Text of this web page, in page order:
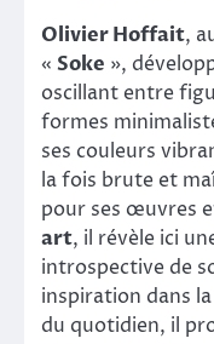
Olivier Hoffait,
« Soke »,
oscillant entre
formes
ses couleurs
la fois brute et
pour ses œuvres
art, il révèle ici
introspective de
inspiration dans
du quotidien, il